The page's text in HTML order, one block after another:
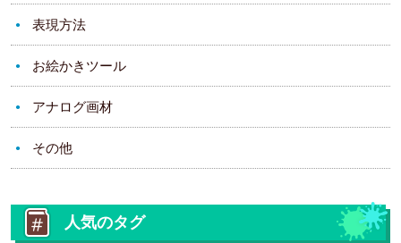
表現方法
お絵かきツール
アナログ画材
その他
人気のタグ